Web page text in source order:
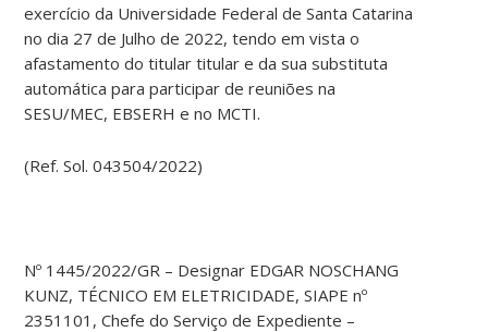
exercício da Universidade Federal de Santa Catarina
no dia 27 de Julho de 2022, tendo em vista o
afastamento do titular titular e da sua substituta
automática para participar de reuniões na
SESU/MEC, EBSERH e no MCTI.
(Ref. Sol. 043504/2022)
Nº 1445/2022/GR – Designar EDGAR NOSCHANG
KUNZ, TÉCNICO EM ELETRICIDADE, SIAPE nº
2351101, Chefe do Serviço de Expediente –